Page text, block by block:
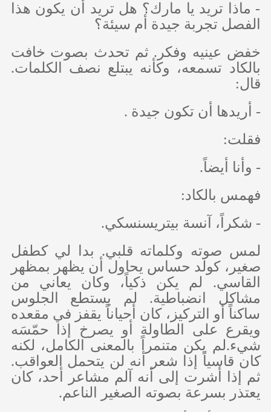
- ماذا تريد يا مارك؟ هل تريد أن يكون هذا
الفصل تجربة جيدة أم سيئة؟
خفض عينيه وفكر. ثم تحدث بصوت خافت
بالكاد تسمعه، وكأنه يبتلع نصف الكلمات.
قال:
- أريدها أن تكون جيدة .
فقلت:
- وأنا أيضاً.
فهمس بالكاد:
- شكراً، آنسة بيتريسنسكي.
لمس صوته وكلماته قلبي. بدا لي كطفل
صغير، كولد حساس يحاول أن يظهر بمظهر
القاسي. لم يكن ذكياً، وكان يعاني من
مشاكل انضباطية. لم يستطع الجلوس
ساكناً أو التركيز، كان أحياناً يقفز في مقعده
ويقرع على الطاولة أو يصرخ إذا حمّسَه
شيء.لم يكن متنمراً بالمعنى الكامل، لكنه
كان قاسياً إذا شعر أنه لن يتحمل العواقب.
ثم إذا أشرت إلى أنه آلم مشاعر أحد، كان
يعتذر بسرعة بصوته الصغير الناعم.